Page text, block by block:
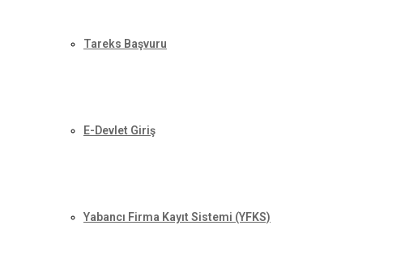
Tareks Başvuru
E-Devlet Giriş
Yabancı Firma Kayıt Sistemi (YFKS)